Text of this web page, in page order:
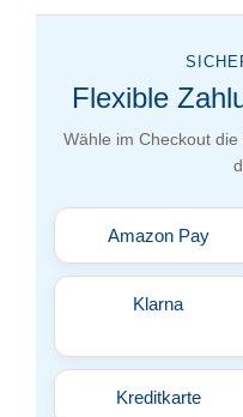
Flexible
Wähle im Checkout
Amazon Pay
Klarna
Kreditkarte